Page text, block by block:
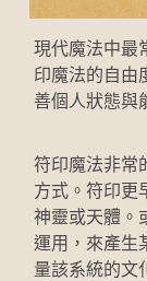
魔法新
大地魔
適合愛
現代魔法中最
印魔法的自由
善個人狀態與
符印魔法非常
方式。符印更
神靈或天體。
運用，來產生
量該系統的文